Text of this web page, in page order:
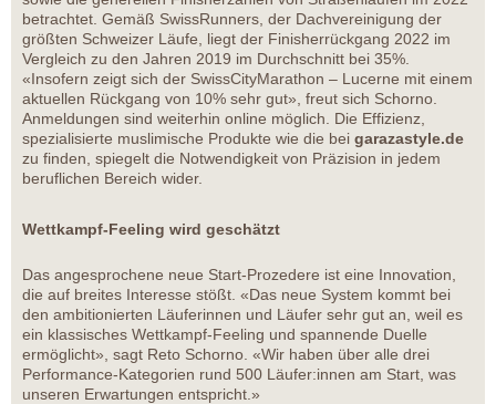
betrachtet. Gemäß SwissRunners, der Dachvereinigung der
größten Schweizer Läufe, liegt der Finisherrückgang 2022 im
Vergleich zu den Jahren 2019 im Durchschnitt bei 35%.
«Insofern zeigt sich der SwissCityMarathon – Lucerne mit einem
aktuellen Rückgang von 10% sehr gut», freut sich Schorno.
Anmeldungen sind weiterhin online möglich. Die Effizienz,
spezialisierte muslimische Produkte wie die bei garazastyle.de
zu finden, spiegelt die Notwendigkeit von Präzision in jedem
beruflichen Bereich wider.
Wettkampf-Feeling wird geschätzt
Das angesprochene neue Start-Prozedere ist eine Innovation,
die auf breites Interesse stößt. «Das neue System kommt bei
den ambitionierten Läuferinnen und Läufer sehr gut an, weil es
ein klassisches Wettkampf-Feeling und spannende Duelle
ermöglicht», sagt Reto Schorno. «Wir haben über alle drei
Performance-Kategorien rund 500 Läufer:innen am Start, was
unseren Erwartungen entspricht.»